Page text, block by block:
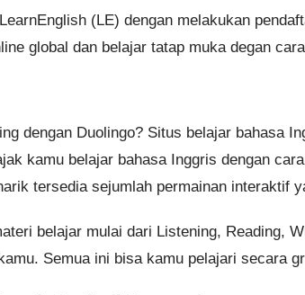
(LE) dengan melakukan
global dan belajar tatap muka degan
dengan Duolingo? Situs belajar bahasa
kamu belajar bahasa Inggris dengan
tersedia sejumlah permainan interaktif
belajar mulai dari Listening, Reading,
Semua ini bisa kamu pelajari secara